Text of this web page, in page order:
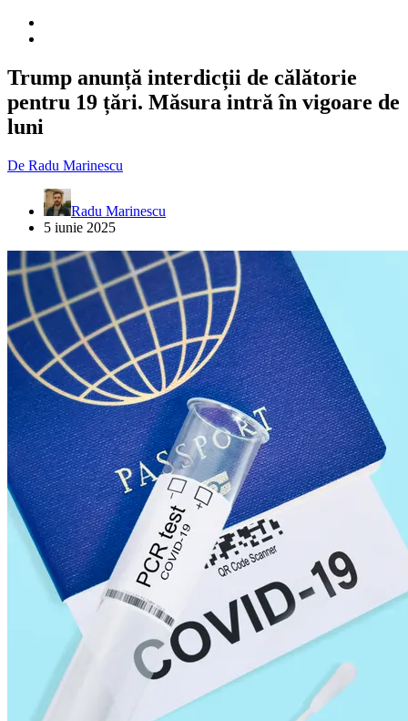
Trump anunță interdicții de călătorie
pentru 19 țări. Măsura intră în vigoare de
luni
De Radu Marinescu
Radu Marinescu
5 iunie 2025